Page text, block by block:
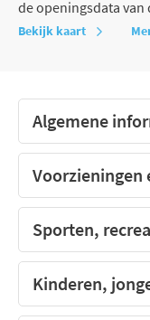
de openingsdata van
Bekijk kaart
Algemene
Voorzieningen
Sporten,
Kinderen,